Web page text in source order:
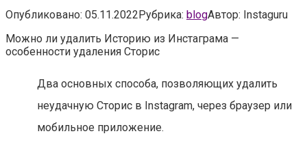
Опубликовано: 05.11.2022Рубрика: blogАвтор: Instaguru
Можно ли удалить Историю из Инстаграма —
особенности удаления Сторис
Два основных способа, позволяющих удалить
неудачную Сторис в Instagram, через браузер или
мобильное приложение.